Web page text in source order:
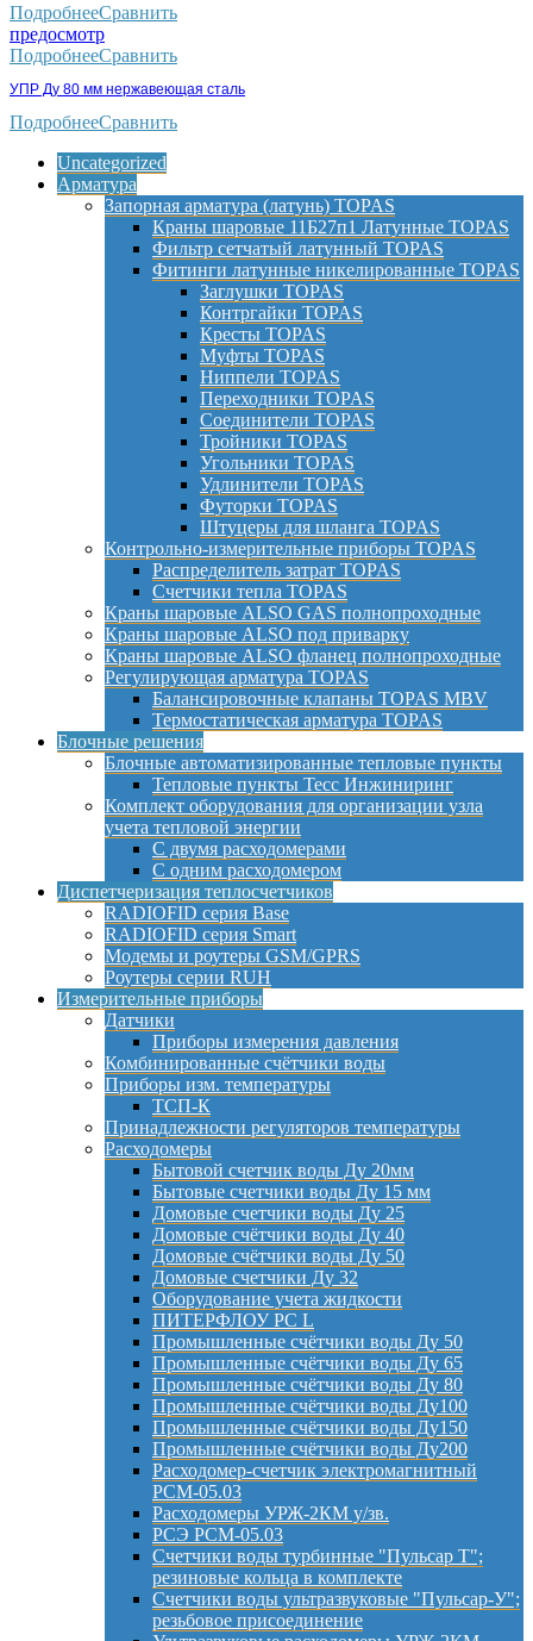
ПодробнееСравнить
предосмотр
ПодробнееСравнить
УПР Ду 80 мм нержавеющая сталь
ПодробнееСравнить
Uncategorized
Арматура
Запорная арматура (латунь) TOPAS
Краны шаровые 11Б27п1 Латунные TOPAS
Фильтр сетчатый латунный TOPAS
Фитинги латунные никелированные TOPAS
Заглушки TOPAS
Контргайки TOPAS
Кресты TOPAS
Муфты TOPAS
Ниппели TOPAS
Переходники TOPAS
Соединители TOPAS
Тройники TOPAS
Угольники TOPAS
Удлинители TOPAS
Футорки TOPAS
Штуцеры для шланга TOPAS
Контрольно-измерительные приборы TOPAS
Распределитель затрат TOPAS
Счетчики тепла TOPAS
Краны шаровые ALSO GAS полнопроходные
Краны шаровые ALSO под приварку
Краны шаровые ALSO фланец полнопроходные
Регулирующая арматура TOPAS
Балансировочные клапаны TOPAS MBV
Термостатическая арматура TOPAS
Блочные решения
Блочные автоматизированные тепловые пункты
Тепловые пункты Тесс Инжиниринг
Комплект оборудования для организации узла
учета тепловой энергии
С двумя расходомерами
С одним расходомером
Диспетчеризация теплосчетчиков
RADIOFID серия Base
RADIOFID серия Smart
Модемы и роутеры GSM/GPRS
Роутеры серии RUH
Измерительные приборы
Датчики
Приборы измерения давления
Комбинированные счётчики воды
Приборы изм. температуры
ТСП-К
Принадлежности регуляторов температуры
Расходомеры
Бытовой счетчик воды Ду 20мм
Бытовые счетчики воды Ду 15 мм
Домовые счетчики воды Ду 25
Домовые счётчики воды Ду 40
Домовые счётчики воды Ду 50
Домовые счетчики Ду 32
Оборудование учета жидкости
ПИТЕРФЛОУ РС L
Промышленные счётчики воды Ду 50
Промышленные счётчики воды Ду 65
Промышленные счётчики воды Ду 80
Промышленные счётчики воды Ду100
Промышленные счётчики воды Ду150
Промышленные счётчики воды Ду200
Расходомер-счетчик электромагнитный
РСМ-05.03
Расходомеры УРЖ-2КМ у/зв.
РСЭ РСМ-05.03
Счетчики воды турбинные "Пульсар Т";
резиновые кольца в комплекте
Счетчики воды ультразвуковые "Пульсар-У";
резьбовое присоединение